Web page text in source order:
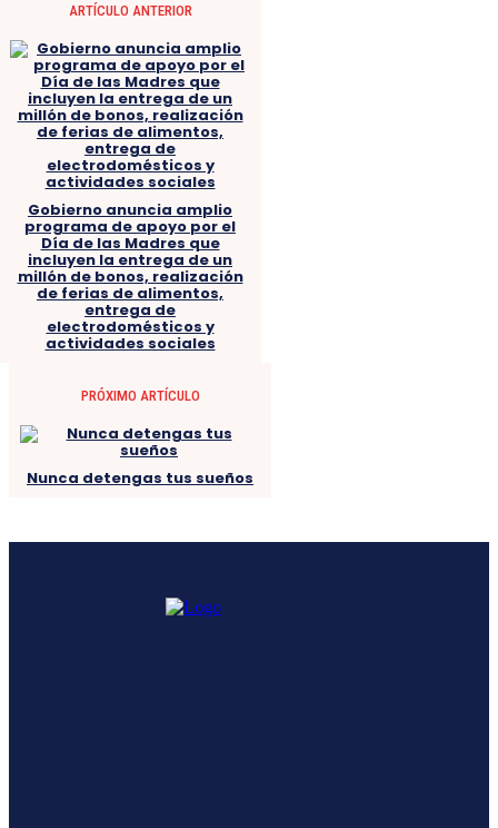
ARTÍCULO ANTERIOR
Gobierno anuncia amplio
programa de apoyo por el
Día de las Madres que
incluyen la entrega de un
millón de bonos, realización
de ferias de alimentos,
entrega de
electrodomésticos y
actividades sociales
PRÓXIMO ARTÍCULO
Nunca detengas tus sueños